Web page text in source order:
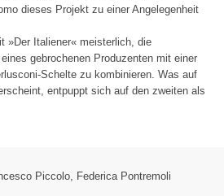
dieses Projekt zu einer Angelegenheit
»Der Italiener« meisterlich, die
gebrochenen Produzenten mit einer
Schelte zu kombinieren. Was auf
entpuppt sich auf den zweiten als
Piccolo, Federica Pontremoli